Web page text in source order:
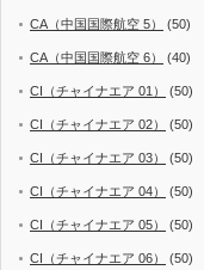
CA（中国国際航空 5） (50)
CA（中国国際航空 6） (40)
CI（チャイナエア 01） (50)
CI（チャイナエア 02） (50)
CI（チャイナエア 03） (50)
CI（チャイナエア 04） (50)
CI（チャイナエア 05） (50)
CI（チャイナエア 06） (50)